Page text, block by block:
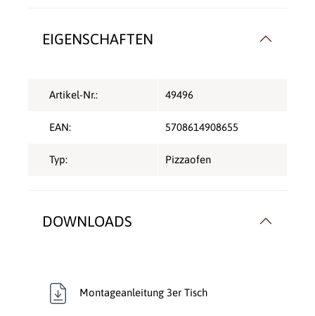
EIGENSCHAFTEN
Artikel-Nr.: 49496
EAN: 5708614908655
Typ: Pizzaofen
DOWNLOADS
Montageanleitung 3er Tisch